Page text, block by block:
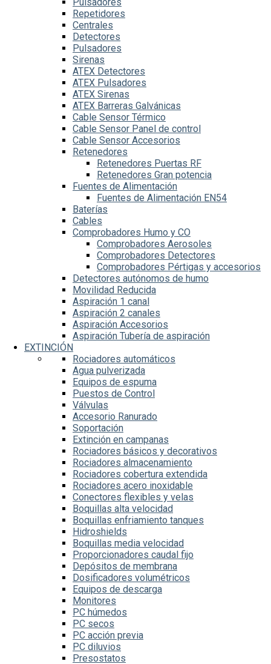
Repetidores
Centrales
Detectores
Pulsadores
Sirenas
ATEX Detectores
ATEX Pulsadores
ATEX Sirenas
ATEX Barreras Galvánicas
Cable Sensor Térmico
Cable Sensor Panel de control
Cable Sensor Accesorios
Retenedores
Retenedores Puertas RF
Retenedores Gran potencia
Fuentes de Alimentación
Fuentes de Alimentación EN54
Baterías
Cables
Comprobadores Humo y CO
Comprobadores Aerosoles
Comprobadores Detectores
Comprobadores Pértigas y accesorios
Detectores autónomos de humo
Movilidad Reducida
Aspiración 1 canal
Aspiración 2 canales
Aspiración Accesorios
Aspiración Tubería de aspiración
EXTINCIÓN
Rociadores automáticos
Agua pulverizada
Equipos de espuma
Puestos de Control
Válvulas
Accesorio Ranurado
Soportación
Extinción en campanas
Rociadores básicos y decorativos
Rociadores almacenamiento
Rociadores cobertura extendida
Rociadores acero inoxidable
Conectores flexibles y velas
Boquillas alta velocidad
Boquillas enfriamiento tanques
Hidroshields
Boquillas media velocidad
Proporcionadores caudal fijo
Depósitos de membrana
Dosificadores volumétricos
Equipos de descarga
Monitores
PC húmedos
PC secos
PC acción previa
PC diluvios
Presostatos